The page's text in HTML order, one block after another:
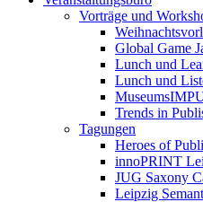
Vorträge und
Global Game
Lunch und
Lunch und
Trends in
Tagungen
Heroes of
innoPRINT
JUG Saxony
Leipzig